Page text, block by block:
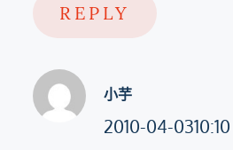
REPLY
小芋
2010-04-